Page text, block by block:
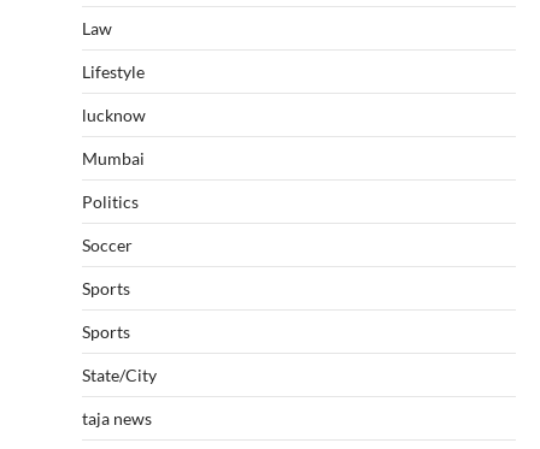
Law
Lifestyle
lucknow
Mumbai
Politics
Soccer
Sports
Sports
State/City
taja news